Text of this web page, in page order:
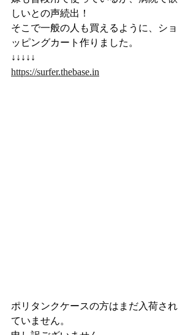
しいとの声続出！
そこで一般の人も買えるように、ショ
ッピングカート作りました。
↓↓↓↓↓
https://surfer.thebase.in
ポリタンクケースの方はまだ入荷され
ていません。